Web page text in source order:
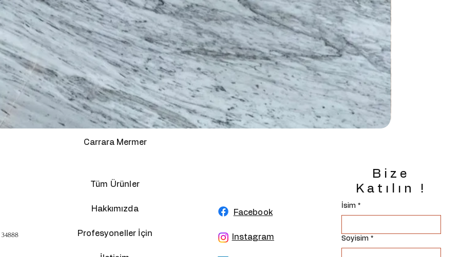
Carrara Mermer
34888
Tüm Ürünler
Hakkımızda
Profesyoneller İçin
Facebook
Instagram
Bize
Katılın !
İsim *
Soyisim *